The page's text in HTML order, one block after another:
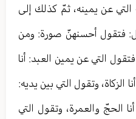
التي عن يمينه، ثمّ كذلك إلى
فتقول أحسنهنّ صورة: ومن
التي عن يمين العبد: أنا
الزكاة، وتقول التي بين يديه:
الحجّ والعمرة، وتقول التي